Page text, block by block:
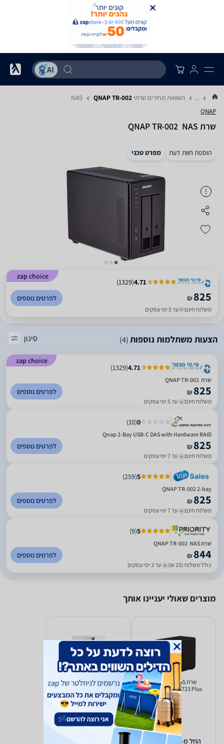
... השוואת מחירים שרתי NAS QNAP TR-002
QNAP
שרת NAS ‏ QNAP TR-002
הוספת חוות דעת מפרט טכני
zap choice
4.71
(
1329
)
₪825
משלוח חינם עד 5 ימי עסקים
לפרטים נוספים
הצעות משתלמות נוספות(4) סינון
zap choice
4.71
(
1329
)
שרת ‏ QNAP TR-002
₪825
משלוח חינם עד 5 ימי עסקים
לפרטים נוספים
0
(
10
)
Qnap 2-Bay USB-C DAS with Hardware RAID
₪825
משלוח חינם עד 7 ימי עסקים
לפרטים נוספים
5
(
259
)
QNAP TR-002 2-bay
₪825
משלוח חינם עד 7 ימי עסקים
לפרטים נוספים
5
(
9
)
שרת NAS ‏ QNAP TR-002
₪844
כולל משלוח (20 ₪) עד 3 ימי עסקים
לפרטים נוספים
מוצרים שאולי יעניינו אותך
שרת NAS ‏ Synology
DiskStation DS723 Plus
החל מ-2,736
שרת NAS ‏ QNAP TS-233